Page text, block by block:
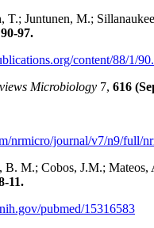
T.; Juntunen, M.;
97.
content/88/1/
Microbiology 7, 616
nrmicro/journal/v7/n9/full/
B. M.; Cobos, J.M.; Mateos,
11.
pubmed/15316583